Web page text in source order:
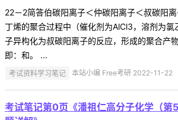
22－2简答伯碳阳离子＜仲碳阳离子＜叔碳阳
丁烯的聚合过程中（催化剂为AlCl3，溶剂为氯
子异构化为叔碳阳离子的反应，形成的聚合产
即：和。 ...
考试资料学习笔记 本站小编 Free考研 2022-11-22
考试笔记第0页《潘祖仁高分子化学（第